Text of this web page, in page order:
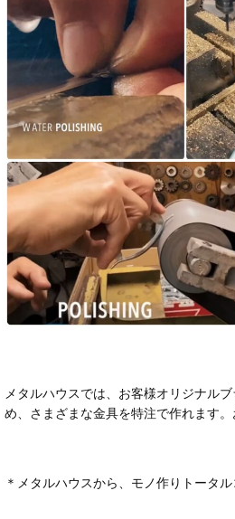
メタルハウスでは、お客様オリジナル
め、さまざまな金具を特注で作れます。
＊メタルハウスから、モノ作りトータ